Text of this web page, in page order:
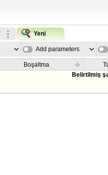
Yeni
Add parameters
Boşaltma
Belirtilmiş